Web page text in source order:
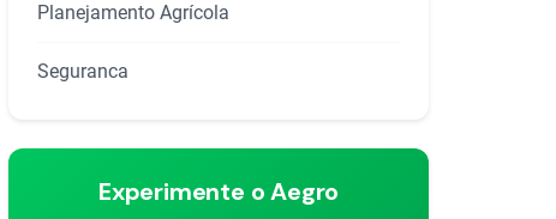
Planejamento Agrícola
Seguranca
Experimente o Aegro